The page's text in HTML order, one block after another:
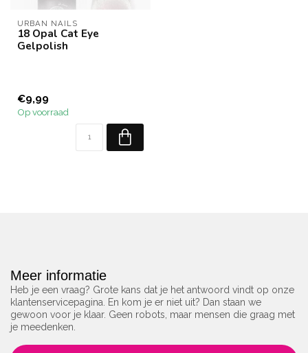
URBAN NAILS
18 Opal Cat Eye
Gelpolish
€9,99
Op voorraad
Meer informatie
Heb je een vraag? Grote kans dat je het antwoord vindt op onze
klantenservicepagina. En kom je er niet uit? Dan staan we
gewoon voor je klaar. Geen robots, maar mensen die graag met
je meedenken.